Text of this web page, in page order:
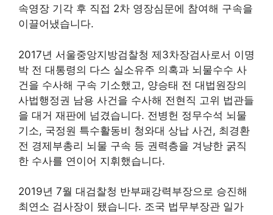
속영장 기각 후 직접 2차 영장심문에 참여해 구속을
이끌어냈습니다.
2017년 서울중앙지방검찰청 제3차장검사로서 이명
박 전 대통령의 다스 실소유주 의혹과 뇌물수수 사
건을 수사해 구속 기소했고, 양승태 전 대법원장의
사법행정권 남용 사건을 수사해 전현직 고위 법관들
을 대거 재판에 넘겼습니다. 전병헌 정무수석 뇌물
기소, 국정원 특수활동비 청와대 상납 사건, 최경환
전 경제부총리 뇌물 구속 등 권력층을 겨냥한 굵직
한 수사를 연이어 지휘했습니다.
2019년 7월 대검찰청 반부패강력부장으로 승진해
최연소 검사장이 됐습니다. 조국 법무부장관 일가